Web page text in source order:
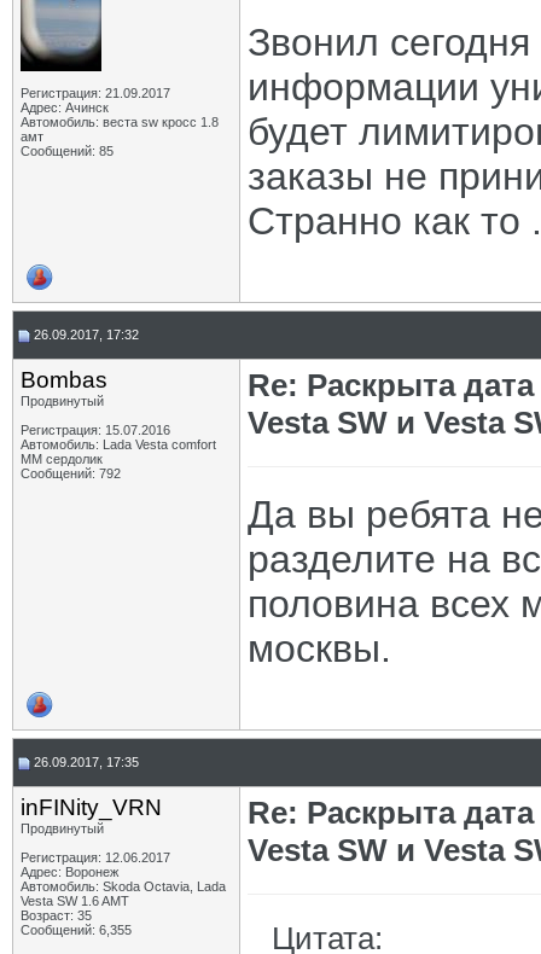
Регистрация: 21.09.2017
Адрес: Ачинск
Автомобиль: веста sw кросс 1.8
амт
Сообщений: 85
Звонил
информации
будет
заказы не
Странно как то
26.09.2017, 17:32
Bombas
Продвинутый
Регистрация: 15.07.2016
Автомобиль: Lada Vesta comfort
MM сердолик
Сообщений: 792
Re: Раскрыта
Vesta SW и Vesta
Да вы ребята
разделите на
половина всех
москвы.
26.09.2017, 17:35
inFINity_VRN
Продвинутый
Регистрация: 12.06.2017
Адрес: Воронеж
Автомобиль: Skoda Octavia, Lada
Vesta SW 1.6 AMT
Возраст: 35
Сообщений: 6,355
Re: Раскрыта
Vesta SW и Vesta
Цитата: